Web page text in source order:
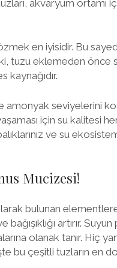
akvaryum ortamı
en iyisidir. Bu
tuzu eklemeden önce
kaynağıdır.
amonyak seviyelerini
için su kalitesi
ve su
Mucizesi!
bulunan
artırır.
olanak tanır. Hiç
bu çeşitli tuzların en